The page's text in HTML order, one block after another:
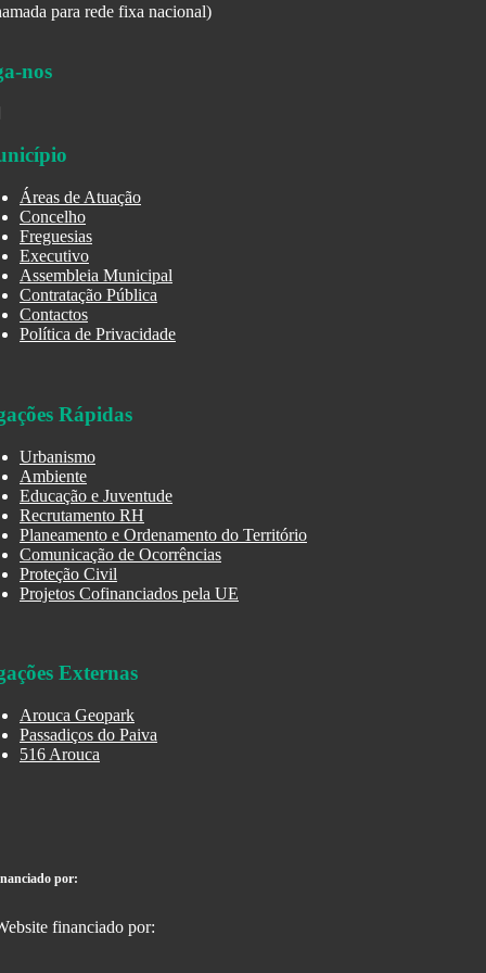
para rede fixa nacional)
nos
Áreas de Atuação
Concelho
Freguesias
Executivo
Assembleia Municipal
Contratação Pública
Contactos
Política de Privacidade
Rápidas
Urbanismo
Ambiente
Educação e Juventude
Recrutamento RH
Planeamento e Ordenamento do Território
Comunicação de Ocorrências
Proteção Civil
Projetos Cofinanciados pela UE
Externas
Arouca Geopark
Passadiços do Paiva
516 Arouca
por: